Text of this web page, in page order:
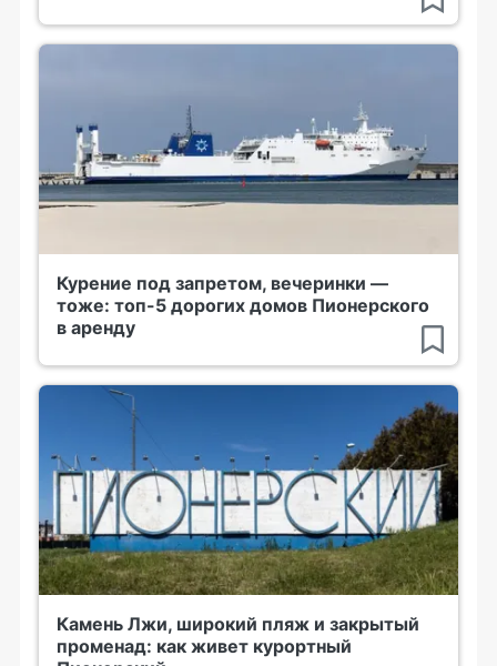
Курение под запретом, вечеринки —
тоже: топ-5 дорогих домов Пионерского
в аренду
Камень Лжи, широкий пляж и закрытый
променад: как живет курортный